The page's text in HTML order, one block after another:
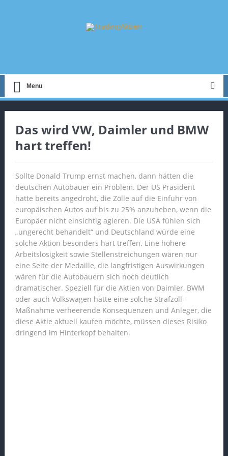
Menu
Das wird VW, Daimler und BMW
hart treffen!
Sollte Donald Trump ernst machen, dann hätten die
deutschen Autobauer ein Problem. Der US Präsident
hatte bereits angedroht, die Zölle auf die Einfuhr von
europäischen Autos auf bis zu 25% anzuheben, wenn die
Europäer nicht einsichtig agieren. Die USA fühlen sich
„ungerecht behandelt“ und Deutschland würde eine
solche Aktion besonders hart treffen. Eine höhere
Arbeitslosigkeit sowie Stellenstreichungen wären nur
eine Seite der Medaille, die langfristigen Auswirkungen
wären für die Autobauern sich noch deutlich
dramatischer. Speziell für die Aktien von Daimler, BWM
oder auch Volkswagen hätte eine solche Strafzoll-
Maßnahme verheerende Konsequenzen und Anleger, die
diese Aktie aktuell kaufen möchte, müssen dieses Risiko
dringend im Hinterkopf behalten.